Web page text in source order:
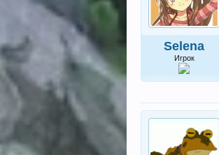
Selena
Игрок